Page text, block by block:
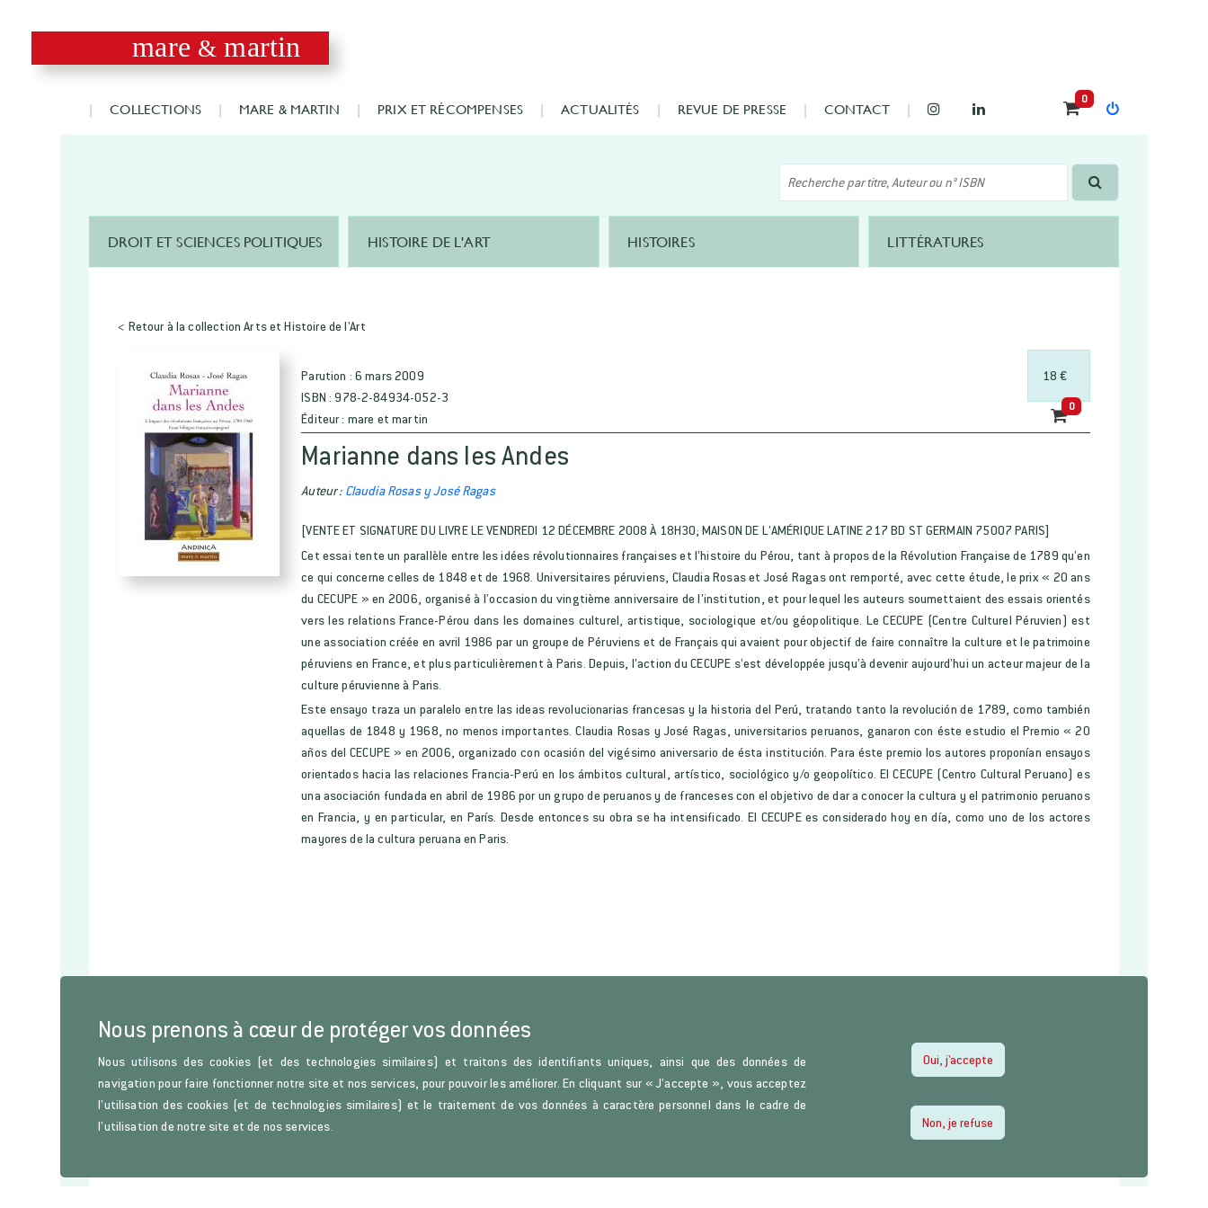
mare & martin
COLLECTIONS MARE & MARTIN PRIX ET RÉCOMPENSES ACTUALITÉS REVUE DE PRESSE CONTACT
0
DROIT ET SCIENCES POLITIQUES HISTOIRE DE L'ART HISTOIRES LITTÉRATURES
< Retour à la collection Arts et Histoire de l'Art
Parution : 6 mars 2009
ISBN : 978-2-84934-052-3
Éditeur : mare et martin
18 €
0
Marianne dans les Andes
Auteur : Claudia Rosas y José Ragas
[VENTE ET SIGNATURE DU LIVRE LE VENDREDI 12 DÉCEMBRE 2008 À 18H30; MAISON DE L’AMÉRIQUE LATINE 217 BD ST GERMAIN 75007 PARIS]
Cet essai tente un parallèle entre les idées révolutionnaires françaises et l’histoire du Pérou, tant à propos de la Révolution Française de 1789 qu’en
ce qui concerne celles de 1848 et de 1968. Universitaires péruviens, Claudia Rosas et José Ragas ont remporté, avec cette étude, le prix « 20 ans
du CECUPE » en 2006, organisé à l’occasion du vingtième anniversaire de l’institution, et pour lequel les auteurs soumettaient des essais orientés
vers les relations France-Pérou dans les domaines culturel, artistique, sociologique et/ou géopolitique. Le CECUPE (Centre Culturel Péruvien) est
une association créée en avril 1986 par un groupe de Péruviens et de Français qui avaient pour objectif de faire connaître la culture et le patrimoine
péruviens en France, et plus particulièrement à Paris. Depuis, l’action du CECUPE s’est développée jusqu’à devenir aujourd’hui un acteur majeur de la
culture péruvienne à Paris.
Este ensayo traza un paralelo entre las ideas revolucionarias francesas y la historia del Perú, tratando tanto la revolución de 1789, como también
aquellas de 1848 y 1968, no menos importantes. Claudia Rosas y José Ragas, universitarios peruanos, ganaron con éste estudio el Premio « 20
años del CECUPE » en 2006, organizado con ocasión del vigésimo aniversario de ésta institución. Para éste premio los autores proponían ensayos
orientados hacia las relaciones Francia-Perú en los ámbitos cultural, artístico, sociológico y/o geopolítico. El CECUPE (Centro Cultural Peruano) es
una asociación fundada en abril de 1986 por un grupo de peruanos y de franceses con el objetivo de dar a conocer la cultura y el patrimonio peruanos
en Francia, y en particular, en París. Desde entonces su obra se ha intensificado. El CECUPE es considerado hoy en día, como uno de los actores
mayores de la cultura peruana en Paris.
Nous prenons à cœur de protéger vos données
Nous utilisons des cookies (et des technologies similaires) et traitons des identifiants uniques, ainsi que des données de
navigation pour faire fonctionner notre site et nos services, pour pouvoir les améliorer. En cliquant sur « J’accepte », vous acceptez
l’utilisation des cookies (et de technologies similaires) et le traitement de vos données à caractère personnel dans le cadre de
l’utilisation de notre site et de nos services.
Oui, j'accepte
Non, je refuse